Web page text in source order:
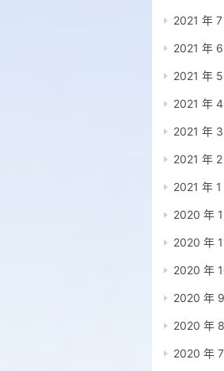
2021 年 7
2021 年
2021 年
2021 年
2021 年
2021 年 2
2021 年 1
2020 年
2020 年
2020 年
2020 年
2020 年
2020 年